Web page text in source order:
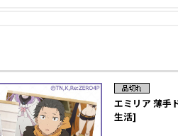
エミリア 薄手
生活]